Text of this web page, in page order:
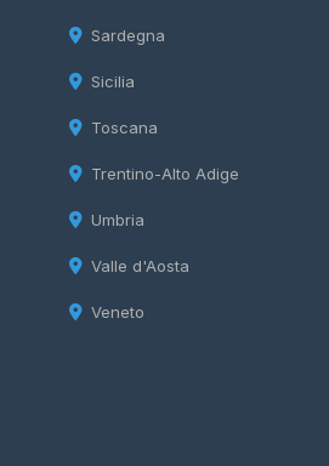
Sardegna
Sicilia
Toscana
Trentino-Alto Adige
Umbria
Valle d'Aosta
Veneto